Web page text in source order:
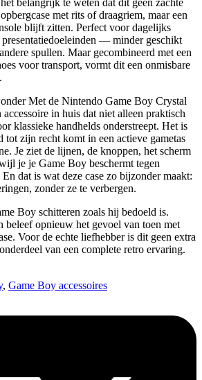
belangrijk te weten dat dit geen zachte
met rits of draagriem, maar een
blijft zitten. Perfect voor dagelijks
— minder geschikt
spullen. Maar gecombineerd met een
voor transport, vormt dit een onmisbare
Met de Nintendo Game Boy Crystal
accessoire in huis dat niet alleen praktisch
klassieke handhelds onderstreept. Het is
tot zijn recht komt in een actieve gametas
Je ziet de lijnen, de knoppen, het scherm
je je Game Boy beschermt tegen
dat is wat deze case zo bijzonder maakt:
zonder ze te verbergen.
Boy schitteren zoals hij bedoeld is.
beleef opnieuw het gevoel van toen met
Voor de echte liefhebber is dit geen extra
van een complete retro ervaring.
, Game Boy accessoires